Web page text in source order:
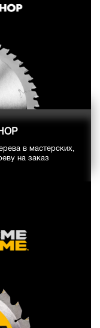
в мастерских,
на заказ